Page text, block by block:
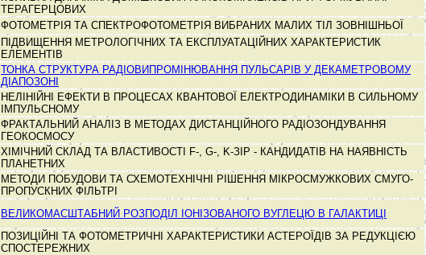
ТЕРАГЕРЦОВИХ
ФОТОМЕТРІЯ ТА СПЕКТРОФОТОМЕТРІЯ ВИБРАНИХ МАЛИХ ТІЛ ЗОВНІШНЬОЇ
ПІДВИЩЕННЯ МЕТРОЛОГІЧНИХ ТА ЕКСПЛУАТАЦІЙНИХ ХАРАКТЕРИСТИК
ЕЛЕМЕНТІВ
ТОНКА СТРУКТУРА РАДІОВИПРОМІНЮВАННЯ ПУЛЬСАРІВ У ДЕКАМЕТРОВОМУ
ДІАПОЗОНІ
НЕЛІНІЙНІ ЕФЕКТИ В ПРОЦЕСАХ КВАНТОВОЇ ЕЛЕКТРОДИНАМІКИ В СИЛЬНОМУ
ІМПУЛЬСНОМУ
ФРАКТАЛЬНИЙ АНАЛІЗ В МЕТОДАХ ДИСТАНЦІЙНОГО РАДІОЗОНДУВАННЯ
ГЕОКОСМОСУ
ХІМІЧНИЙ СКЛАД ТА ВЛАСТИВОСТІ F-, G-, K-ЗІР - КАНДИДАТІВ НА НАЯВНІСТЬ
ПЛАНЕТНИХ
МЕТОДИ ПОБУДОВИ ТА СХЕМОТЕХНІЧНІ РІШЕННЯ МІКРОСМУЖКОВИХ СМУГО-
ПРОПУСКНИХ ФІЛЬТРІ
ВЕЛИКОМАСШТАБНИЙ РОЗПОДІЛ ІОНІЗОВАНОГО ВУГЛЕЦЮ В ГАЛАКТИЦІ
ПОЗИЦІЙНІ ТА ФОТОМЕТРИЧНІ ХАРАКТЕРИСТИКИ АСТЕРОЇДІВ ЗА РЕДУКЦІЄЮ
СПОСТЕРЕЖНИХ